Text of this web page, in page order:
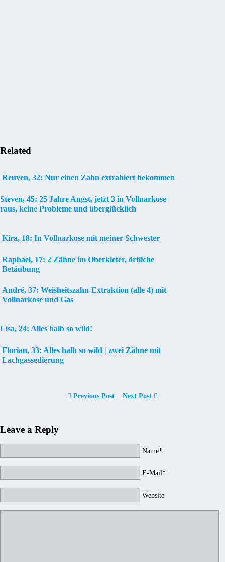
Related
Reuven, 32: Nur einen Zahn extrahiert bekommen
Steven, 45: 25 Jahre Angst, jetzt 3 in Vollnarkose
raus, keine Probleme und überglücklich
Kira, 18: In Vollnarkose mit meiner Schwester
Raphael, 17: 2 Zähne im Oberkiefer, örtliche
Betäubung
André, 37: Weisheitszahn-Extraktion (alle 4) mit
Vollnarkose und Gas
Lisa, 24: Alles halb so wild!
Florian, 33: Alles halb so wild | zwei Zähne mit
Lachgassedierung
Previous Post Next Post
Leave a Reply
Name*
E-Mail*
Website